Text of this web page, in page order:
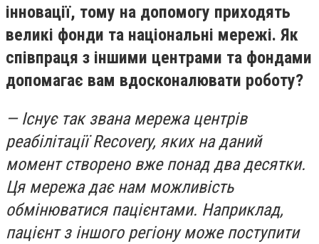
інновації, тому на допомогу приходять
великі фонди та національні мережі. Як
співпраця з іншими центрами та фондами
допомагає вам вдосконалювати роботу?
— Існує так звана мережа центрів
реабілітації Recovery, яких на даний
момент створено вже понад два десятки.
Ця мережа дає нам можливість
обмінюватися пацієнтами. Наприклад,
пацієнт з іншого регіону може поступити